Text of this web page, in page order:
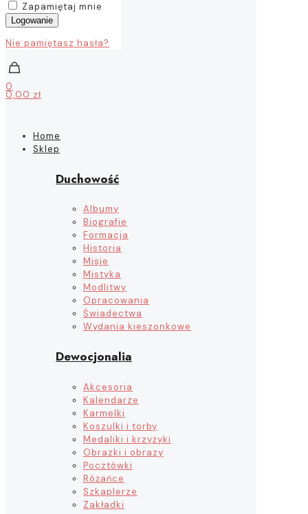
Zapamiętaj mnie
Logowanie
Nie pamiętasz hasła?
0
0,00 zł
Home
Sklep
Duchowość
Albumy
Biografie
Formacja
Historia
Misje
Mistyka
Modlitwy
Opracowania
Świadectwa
Wydania kieszonkowe
Dewocjonalia
Akcesoria
Kalendarze
Karmelki
Koszulki i torby
Medaliki i krzyżyki
Obrazki i obrazy
Pocztówki
Różańce
Szkaplerze
Zakładki